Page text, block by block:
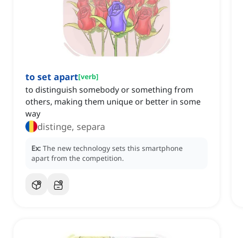
to set apart[verb]
to distinguish somebody or something from
others, making them unique or better in some
way
distinge, separa
Ex: The new technology sets this smartphone
apart from the competition.